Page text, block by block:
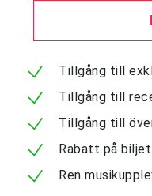
Tillgång till
Tillgång till
Tillgång till
Rabatt på
Ren